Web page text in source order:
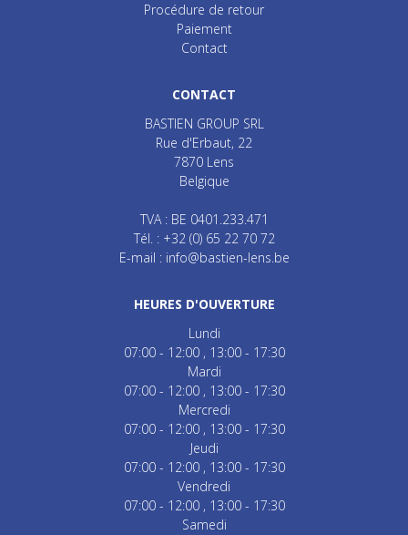
Procédure de retour
Paiement
Contact
CONTACT
BASTIEN GROUP SRL
Rue d'Erbaut, 22
7870 Lens
Belgique
TVA : BE 0401.233.471
Tél. : +32 (0) 65 22 70 72
E-mail : info@bastien-lens.be
HEURES D'OUVERTURE
Lundi
07:00 - 12:00
13:00 - 17:30
Mardi
07:00 - 12:00
13:00 - 17:30
Mercredi
07:00 - 12:00
13:00 - 17:30
Jeudi
07:00 - 12:00
13:00 - 17:30
Vendredi
07:00 - 12:00
13:00 - 17:30
Samedi